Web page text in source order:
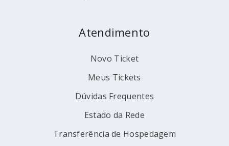
Atendimento
Novo Ticket
Meus Tickets
Dúvidas Frequentes
Estado da Rede
Transferência de Hospedagem